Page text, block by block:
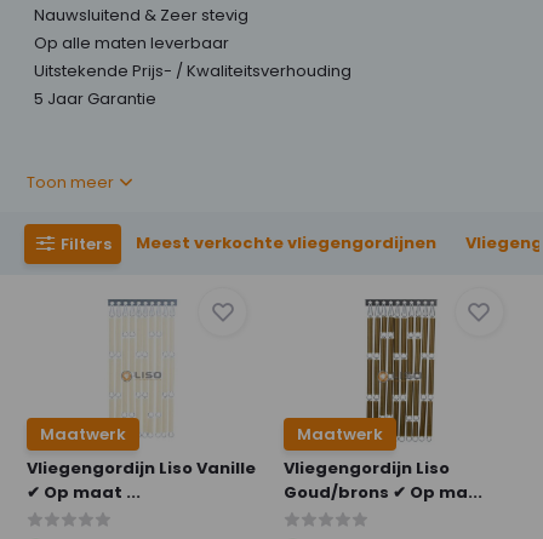
Nauwsluitend & Zeer stevig
Op alle maten leverbaar
Uitstekende Prijs- / Kwaliteitsverhouding
5 Jaar Garantie
Toon meer
Filters Meest verkochte vliegengordijnen
Maatwerk
Vliegengordijn Liso Vanille
✔ Op maat ...
Maatwerk
Vliegengordijn Liso
Goud/brons ✔ Op ma...